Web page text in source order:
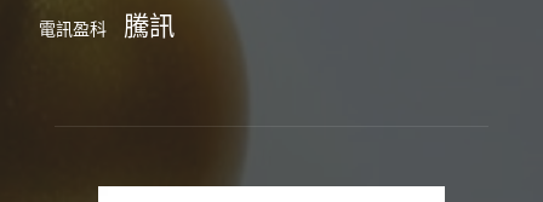
電訊盈科 騰訊